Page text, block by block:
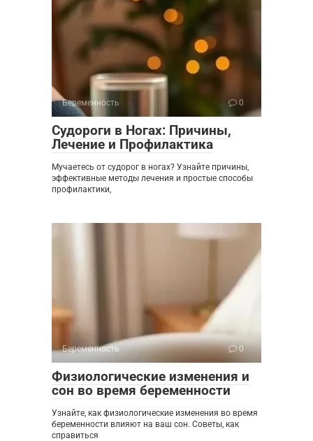
Беременность 0
Судороги в Ногах: Причины,
Лечение и Профилактика
Мучаетесь от судорог в ногах? Узнайте причины,
эффективные методы лечения и простые способы
профилактики,
Беременность 0
Физиологические изменения и
сон во время беременности
Узнайте, как физиологические изменения во время
беременности влияют на ваш сон. Советы, как
справиться